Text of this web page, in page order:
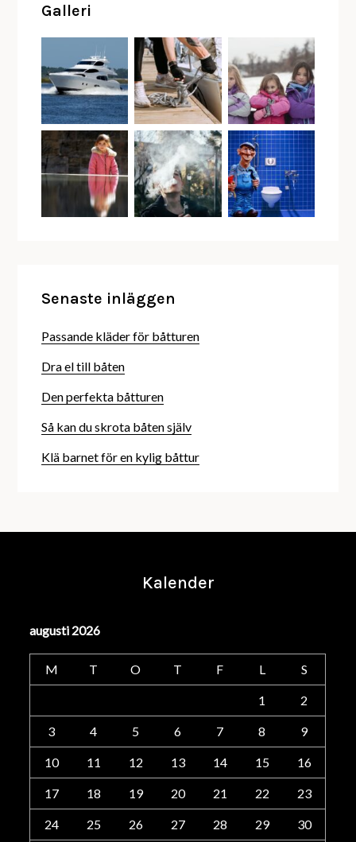
inlägg
Galleri
Senaste inläggen
Passande kläder för båtturen
Dra el till båten
Den perfekta båtturen
Så kan du skrota båten själv
Klä barnet för en kylig båttur
Kalender
augusti 2026
M T O T F L S
1 2
3 4 5 6 7 8 9
10 11 12 13 14 15 16
17 18 19 20 21 22 23
24 25 26 27 28 29 30